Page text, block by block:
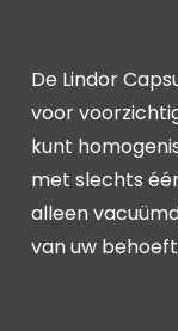
De Lindor
voor
kunt
met slechts
alleen
van uw